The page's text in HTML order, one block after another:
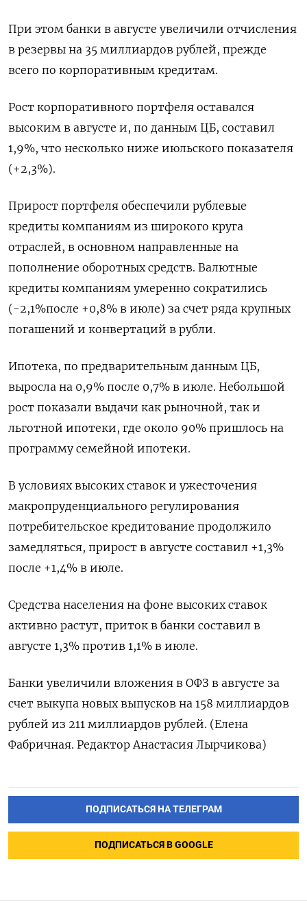
При этом банки в августе увеличили отчисления
в резервы на 35 миллиардов рублей, прежде
всего по корпоративным кредитам.
Рост корпоративного портфеля оставался
высоким в августе и, по данным ЦБ, составил
1,9%, что несколько ниже июльского показателя
(+2,3%).
Прирост портфеля обеспечили рублевые
кредиты компаниям из широкого круга
отраслей, в основном направленные на
пополнение оборотных средств. Валютные
кредиты компаниям умеренно сократились
(-2,1%после +0,8% в июле) за счет ряда крупных
погашений и конвертаций в рубли.
Ипотека, по предварительным данным ЦБ,
выросла на 0,9% после 0,7% в июле. Небольшой
рост показали выдачи как рыночной, так и
льготной ипотеки, где около 90% пришлось на
программу семейной ипотеки.
В условиях высоких ставок и ужесточения
макропруденциального регулирования
потребительское кредитование продолжило
замедляться, прирост в августе составил +1,3%
после +1,4% в июле.
Средства населения на фоне высоких ставок
активно растут, приток в банки составил в
августе 1,3% против 1,1% в июле.
Банки увеличили вложения в ОФЗ в августе за
счет выкупа новых выпусков на 158 миллиардов
рублей из 211 миллиардов рублей. (Елена
Фабричная. Редактор Анастасия Лырчикова)
ПОДПИСАТЬСЯ НА ТЕЛЕГРАМ
ПОДПИСАТЬСЯ В GOOGLE